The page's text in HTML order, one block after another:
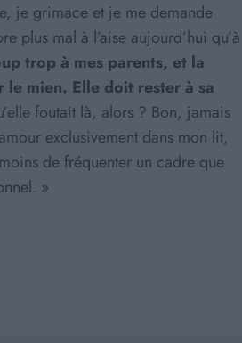
je grimace et je me demande
plus mal à l’aise aujourd’hui qu’à
trop à mes parents, et la
le mien. Elle doit rester à sa
foutait là, alors ? Bon, jamais
exclusivement dans mon lit,
de fréquenter un cadre que
»